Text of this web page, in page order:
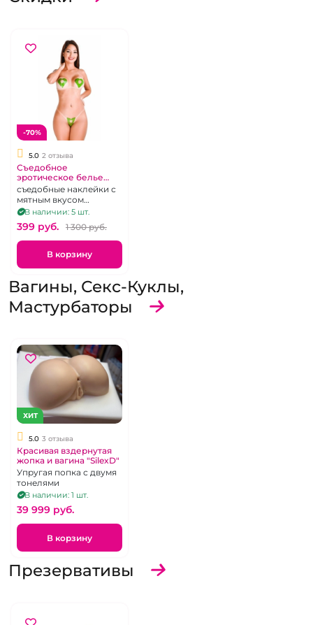
-70%
5.0 2 отзыва
Съедобное
эротическое белье
Комплект "Karamela"
съедобные наклейки с
мятным вкусом
Пестисы на груди и
зону бикини
В наличии: 5 шт.
399 pуб. 1 300 pуб.
В корзину
Вагины, Секс-Куклы,
Мастурбаторы
ХИТ
5.0 3 отзыва
Красивая вздернутая
жопка и вагина "SilexD"
Упругая попка с двумя
тонелями
В наличии: 1 шт.
39 999 pуб.
В корзину
Презервативы